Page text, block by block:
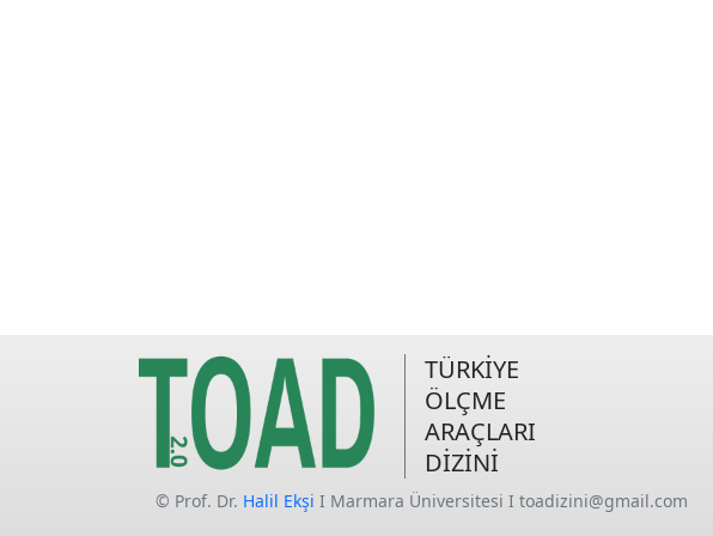
TÜRKİYE
ÖLÇME
ARAÇLARI
DİZİNİ
© Prof. Dr. Halil Ekşi I Marmara Üniversitesi I toadizini@gmail.com